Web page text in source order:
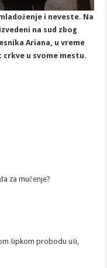
i neveste. Na
na sud zbog
Ariana, u vreme
u svome mestu.
za mučenje?
šipkom probodu uši,